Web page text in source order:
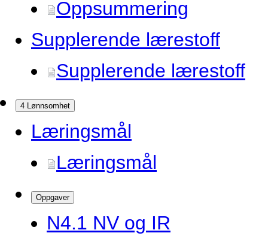
Oppsummering
Supplerende lærestoff
Supplerende lærestoff
4 Lønnsomhet
Læringsmål
Læringsmål
Oppgaver
N4.1 NV og IR